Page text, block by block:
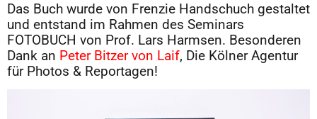
Das Buch wurde von Frenzie Handschuch gestaltet
und entstand im Rahmen des Seminars
FOTOBUCH von Prof. Lars Harmsen. Besonderen
Dank an Peter Bitzer von Laif, Die Kölner Agentur
für Photos & Reportagen!